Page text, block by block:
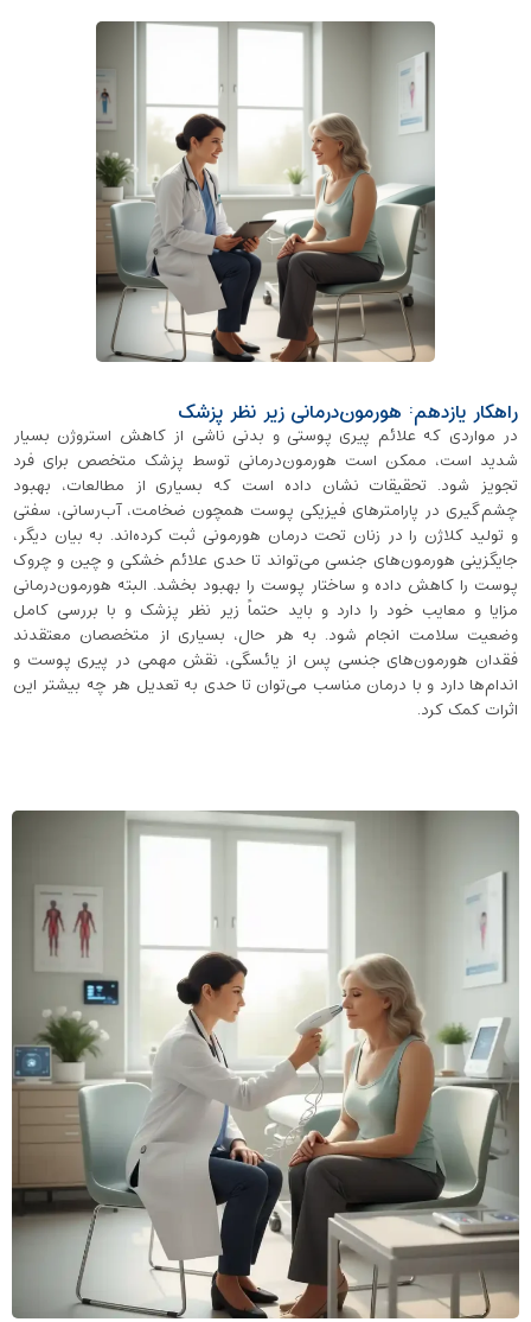
راهکار یازدهم: هورمون‌درمانی زیر نظر پزشک
در مواردی که علائم پیری پوستی و بدنی ناشی از کاهش استروژن بسیار
شدید است، ممکن است هورمون‌درمانی توسط پزشک متخصص برای فرد
تجویز شود. تحقیقات نشان داده است که بسیاری از مطالعات، بهبود
چشم‌گیری در پارامترهای فیزیکی پوست همچون ضخامت، آب‌رسانی، سفتی
و تولید کلاژن را در زنان تحت درمان هورمونی‌ ثبت کرده‌اند. به بیان دیگر،
جایگزینی هورمون‌های جنسی می‌تواند تا حدی علائم خشکی و چین‌ و چروک
پوست را کاهش داده و ساختار پوست را بهبود بخشد. البته هورمون‌درمانی
مزایا و معایب خود را دارد و باید حتماً زیر نظر پزشک و با بررسی کامل
وضعیت سلامت انجام شود. به هر حال، بسیاری از متخصصان معتقدند
فقدان هورمون‌های جنسی پس از یائسگی، نقش مهمی در پیری پوست و
اندام‌ها دارد و با درمان مناسب می‌توان تا حدی به تعدیل هر چه بیشتر این
اثرات کمک کرد.